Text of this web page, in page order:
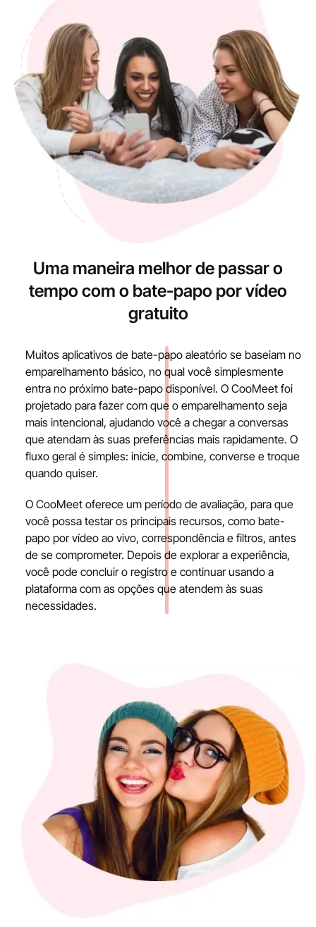
Uma maneira melhor de passar o
tempo com o bate-papo por vídeo
gratuito
Muitos aplicativos de bate-papo aleatório se baseiam no
emparelhamento básico, no qual você simplesmente
entra no próximo bate-papo disponível. O CooMeet foi
projetado para fazer com que o emparelhamento seja
mais intencional, ajudando você a chegar a conversas
que atendam às suas preferências mais rapidamente. O
fluxo geral é simples: inicie, combine, converse e troque
quando quiser.
O CooMeet oferece um período de avaliação, para que
você possa testar os principais recursos, como bate-
papo por vídeo ao vivo, correspondência e filtros, antes
de se comprometer. Depois de explorar a experiência,
você pode concluir o registro e continuar usando a
plataforma com as opções que atendem às suas
necessidades.